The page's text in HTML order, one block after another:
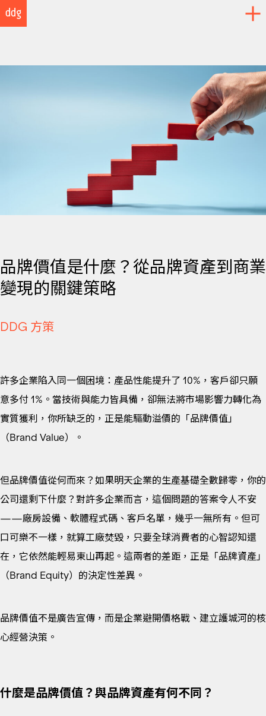
品牌價值是什麼？從品牌資產到商業
變現的關鍵策略
DDG 方策
許多企業陷入同一個困境：產品性能提升了 10%，客戶卻只願
意多付 1%。當技術與能力皆具備，卻無法將市場影響力轉化為
實質獲利，你所缺乏的，正是能驅動溢價的「品牌價值」
（Brand Value）。
但品牌價值從何而來？如果明天企業的生產基礎全數歸零，你的
公司還剩下什麼？對許多企業而言，這個問題的答案令人不安
——廠房設備、軟體程式碼、客戶名單，幾乎一無所有。但可
口可樂不一樣，就算工廠焚毀，只要全球消費者的心智認知還
在，它依然能輕易東山再起。這兩者的差距，正是「品牌資產」
（Brand Equity）的決定性差異。
品牌價值不是廣告宣傳，而是企業避開價格戰、建立護城河的核
心經營決策。
什麼是品牌價值？與品牌資產有何不同？